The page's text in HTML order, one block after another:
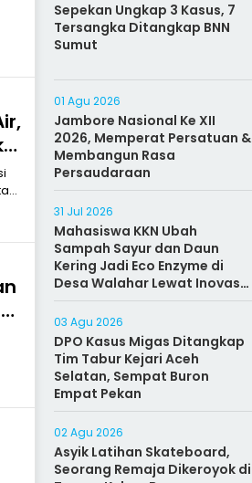
Sepekan Ungkap 3 Kasus, 7
Tersangka Ditangkap BNN
Sumut
01 Agu 2026
Jambore Nasional Ke XII
2026, Memperat Persatuan &
Membangun Rasa
Persaudaraan
31 Jul 2026
Mahasiswa KKN Ubah
Sampah Sayur dan Daun
Kering Jadi Eco Enzyme di
Desa Walahar Lewat Inovasi
Alat Kreatif
03 Agu 2026
DPO Kasus Migas Ditangkap
Tim Tabur Kejari Aceh
Selatan, Sempat Buron
Empat Pekan
02 Agu 2026
Asyik Latihan Skateboard,
Seorang Remaja Dikeroyok di